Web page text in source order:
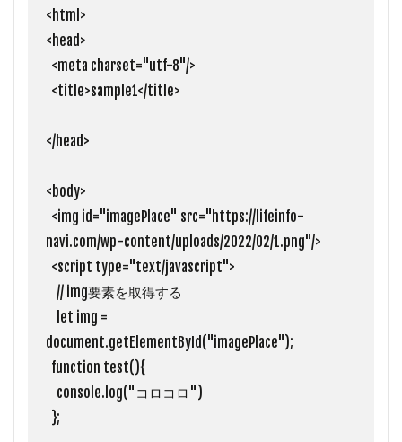
<html>
<head>
</head>
<body>
navi.com/wp-content/uploads/2022/02/1.png"/>
document.getElementById("imagePlace");